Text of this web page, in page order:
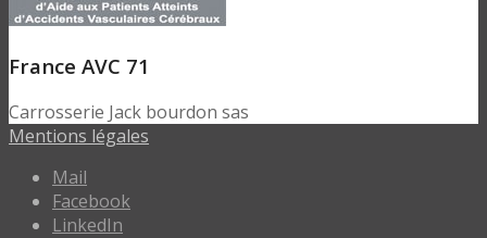
France AVC 71
Carrosserie Jack bourdon sas
Mentions légales
Mail
Facebook
LinkedIn